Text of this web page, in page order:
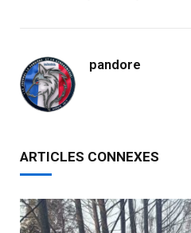
pandore
ARTICLES CONNEXES